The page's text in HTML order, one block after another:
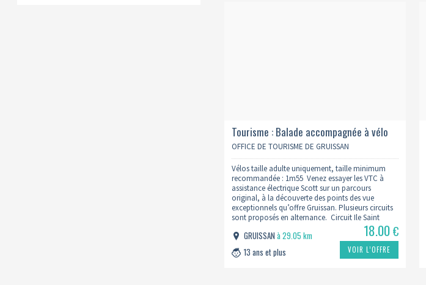
Tourisme : Balade accompagnée à vélo
electrique
OFFICE DE TOURISME DE GRUISSAN
Vélos taille adulte uniquement, taille minimum
recommandée : 1m55 Venez essayer les VTC à
assistance électrique Scott sur un parcours
original, à la découverte des points des vue
exceptionnels qu’offre Gruissan. Plusieurs circuits
sont proposés en alternance. Circuit Ile Saint
Martin: Vous serez guidés le long d’un circuit
d’une quinzaine de kilomètres entre vignes,
Salins…
GRUISSANà 29.05 km
13 ans et plus
18.00€
VOIR L’OFFRE